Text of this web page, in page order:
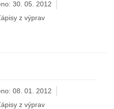
30. 05. 2012
z výprav
08. 01. 2012
z výprav